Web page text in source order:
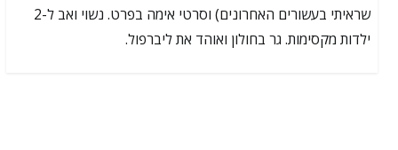
שראיתי בעשורים האחרונים) וסרטי אימה בפרט. נשוי ואב ל-2
ילדות מקסימות. גר בחולון ואוהד את ליברפול.